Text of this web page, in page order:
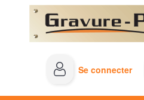
Se connecter